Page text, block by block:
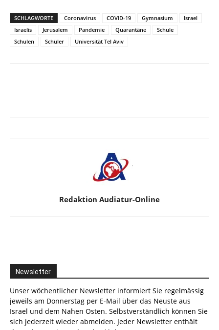
SCHLAGWORTE Coronavirus COVID-19 Gymnasium
Israel
Israelis
Jerusalem Pandemie Quarantäne
Schule
Schulen
Schüler Universität Tel Aviv
Redaktion Audiatur-Online
Newsletter
Unser wöchentlicher Newsletter informiert Sie regelmässig
jeweils am Donnerstag per E-Mail über das Neuste aus
Israel und dem Nahen Osten. Selbstverständlich können Sie
sich jederzeit wieder abmelden. Jeder Newsletter enthält